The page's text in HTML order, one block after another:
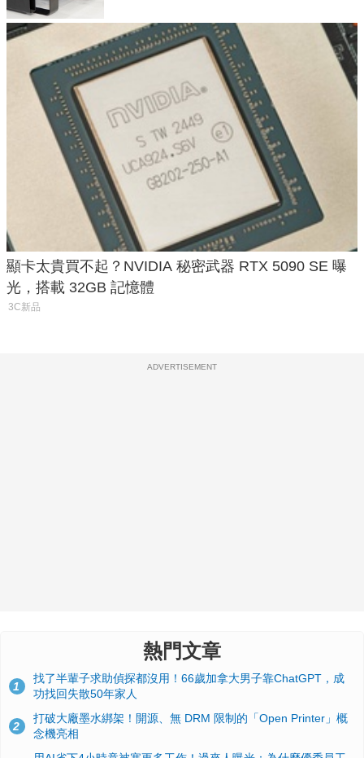
顯卡太貴買不起？NVIDIA 秘密武器 RTX 5090 SE 曝
光，搭載 32GB 記憶體
3C新品
ADVERTISEMENT
熱門文章
1
找了半輩子求助偵探都沒用！66歲加拿大男子靠ChatGPT，成
功找回失散50年家人
2
打破大廠墨水綁架！開源、無 DRM 限制的「Open Printer」概
念機亮相